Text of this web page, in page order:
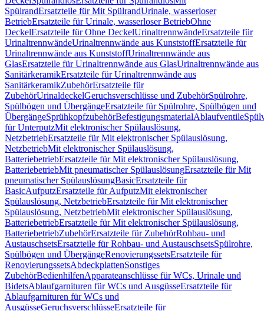
SpülrandErsatzteile für Mit SpülrandUrinale, wasserloser
BetriebErsatzteile für Urinale, wasserloser BetriebOhne
DeckelErsatzteile für Ohne DeckelUrinaltrennwändeErsatzteile für
UrinaltrennwändeUrinaltrennwände aus KunststoffErsatzteile für
Urinaltrennwände aus KunststoffUrinaltrennwände aus
GlasErsatzteile für Urinaltrennwände aus GlasUrinaltrennwände aus
SanitärkeramikErsatzteile für Urinaltrennwände aus
SanitärkeramikZubehörErsatzteile für
ZubehörUrinaldeckelGeruchsverschlüsse und ZubehörSpülrohre,
Spülbögen und ÜbergängeErsatzteile für Spülrohre, Spülbögen und
ÜbergängeSprühkopfzubehörBefestigungsmaterialAblaufventile
für UnterputzMit elektronischer Spülauslösung,
NetzbetriebErsatzteile für Mit elektronischer Spülauslösung,
NetzbetriebMit elektronischer Spülauslösung,
BatteriebetriebErsatzteile für Mit elektronischer Spülauslösung,
BatteriebetriebMit pneumatischer SpülauslösungErsatzteile für Mit
pneumatischer SpülauslösungBasicErsatzteile für
BasicAufputzErsatzteile für AufputzMit elektronischer
Spülauslösung, NetzbetriebErsatzteile für Mit elektronischer
Spülauslösung, NetzbetriebMit elektronischer Spülauslösung,
BatteriebetriebErsatzteile für Mit elektronischer Spülauslösung,
BatteriebetriebZubehörErsatzteile für ZubehörRohbau- und
AustauschsetsErsatzteile für Rohbau- und AustauschsetsSpülrohre,
Spülbögen und ÜbergängeRenovierungssetsErsatzteile für
RenovierungssetsAbdeckplattenSonstiges
ZubehörBedienhilfenApparateanschlüsse für WCs, Urinale und
BidetsAblaufgarnituren für WCs und AusgüsseErsatzteile für
Ablaufgarnituren für WCs und
AusgüsseGeruchsverschlüsseErsatzteile für